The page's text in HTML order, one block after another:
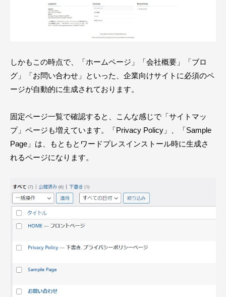
しかもこの時点で、「ホームページ」「会社概要」「ブロ
グ」「お問い合わせ」といった、企業向けサイトに必須のペ
ージが自動的に生成されております。
固定ページ一覧で確認すると、こんな感じで「サイトマッ
プ」ページも増えています。「Privacy Policy」、「Sample
Page」は、もともとワードプレスインストール時に生成さ
れるページになります。